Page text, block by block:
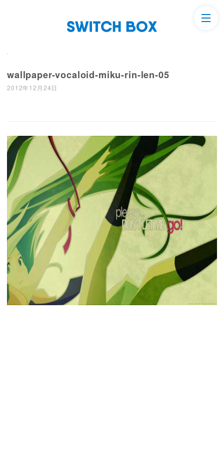
wallpaper-vocaloid-miku-rin-len-05
2012年12月24日